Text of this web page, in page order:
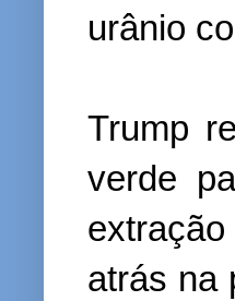
urânio
Trump
verde
atrás na